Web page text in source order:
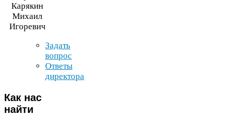
Карякин
Михаил
Игоревич
Задать
вопрос
Ответы
директора
Как нас
найти